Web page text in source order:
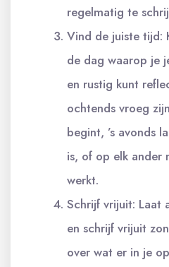
regelmatig te
Vind de juiste tijd:
de dag waarop je
en rustig kunt
ochtends vroeg
begint, ’s avonds
is, of op elk ander
werkt.
Schrijf vrijuit: Laat
en schrijf vrijuit
over wat er in je